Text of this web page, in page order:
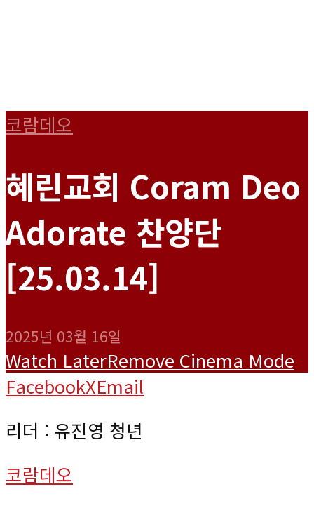
코람데오
혜린교회 Coram Deo
Adorate 찬양단
[25.03.14]
2025년 03월 16일
Watch LaterRemove Cinema Mode
FacebookXEmail
리더 : 유진영 청년
코람데오